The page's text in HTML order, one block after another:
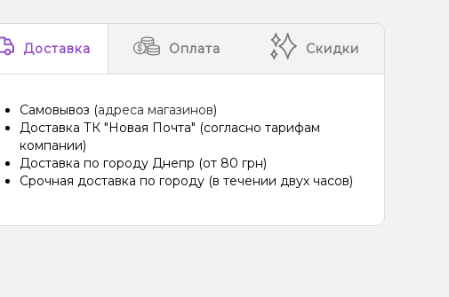
Доставка Оплата Скидки
Самовывоз (адреса магазинов)
Доставка ТК "Новая Почта" (согласно тарифам
компании)
Доставка по городу Днепр (от 80 грн)
Срочная доставка по городу (в течении двух часов)